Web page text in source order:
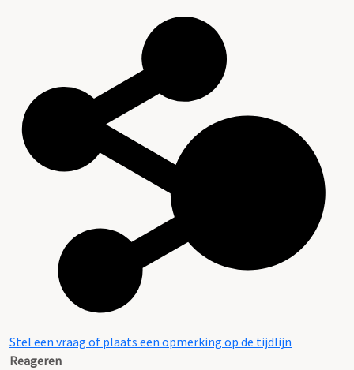
Stel een vraag of plaats een opmerking op de tijdlijn
Reageren